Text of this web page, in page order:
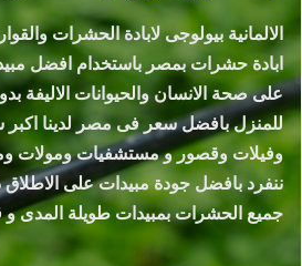
الالمانية بيولوجى لابادة الحشرات
ابادة حشرات بمصر باستخدام افضل
على صحة الانسان والحيوانات الاليفة
للمنزل بافضل سعر فى مصر لدينا
وفيلات وقصور و مستشفيات ومولات
ننفرد بافضل جودة مبيدات على الاطلاق
جميع الحشرات بمبيدات طويلة المدى و